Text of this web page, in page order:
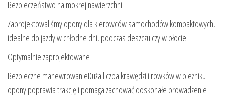
Bezpieczeństwo na mokrej nawierzchni
Zaprojektowaliśmy opony dla kierowców samochodów kompaktowych,
idealne do jazdy w chłodne dni, podczas deszczu czy w błocie.
Optymalnie zaprojektowane
Bezpieczne manewrowanieDuża liczba krawędzi i rowków w bieżniku
opony poprawia trakcję i pomaga zachować doskonałe prowadzenie